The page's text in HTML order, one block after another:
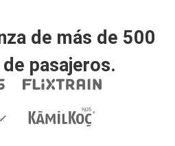
de más de 500
pasajeros.